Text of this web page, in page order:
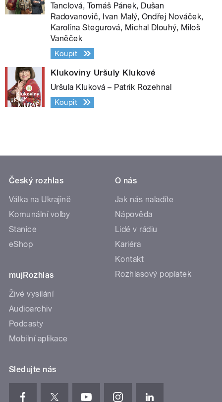
Tanclová, Tomáš Pánek, Dušan
Radovanovič, Ivan Malý, Ondřej Nováček,
Karolína Stegurová, Michal Dlouhý, Miloš
Vaněček
Koupit
Klukoviny Uršuly Klukové
Uršula Kluková – Patrik Rozehnal
Koupit
Český rozhlas
Válka na Ukrajině
Komunální volby
Stanice
eShop
mujRozhlas
Živé vysílání
Audioarchiv
Podcasty
Mobilní aplikace
O nás
Jak nás naladíte
Nápověda
Lidé v rádiu
Kariéra
Kontakt
Rozhlasový poplatek
Sledujte nás